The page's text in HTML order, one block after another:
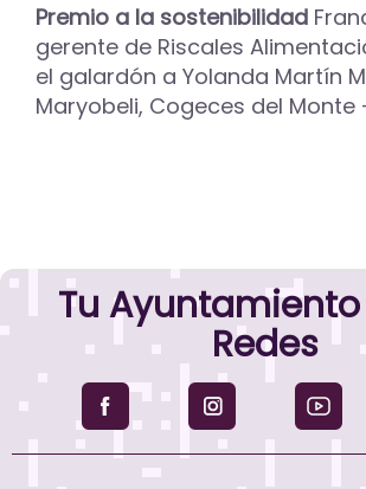
Premio a la sostenibilidad
gerente de Riscales
el galardón a Yolanda Martín
Maryobeli, Cogeces del Monte
Tu
Redes